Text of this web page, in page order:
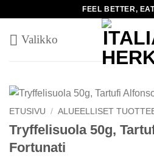
content
FEEL BETTER,
ETUSIVU / ALUEELLISET
Tryffelisuola 50g,
Fortunati